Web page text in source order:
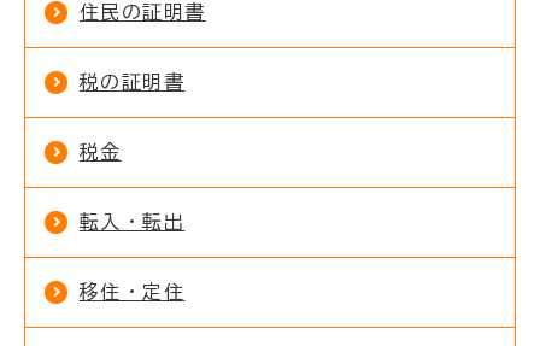
住民の証明書
税の証明書
税金
転入・転出
移住・定住